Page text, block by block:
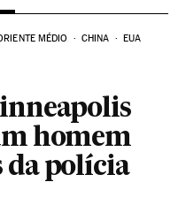
MÉDIO CHINA EUA
homem
da polícia